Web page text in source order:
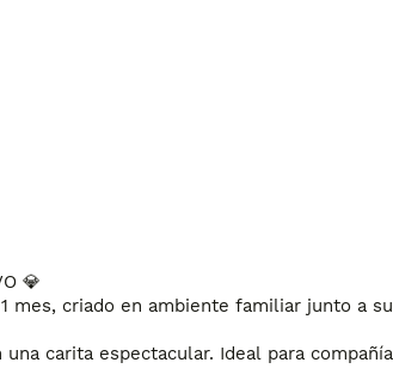
💎
mes, criado en ambiente familiar junto a
carita espectacular. Ideal para